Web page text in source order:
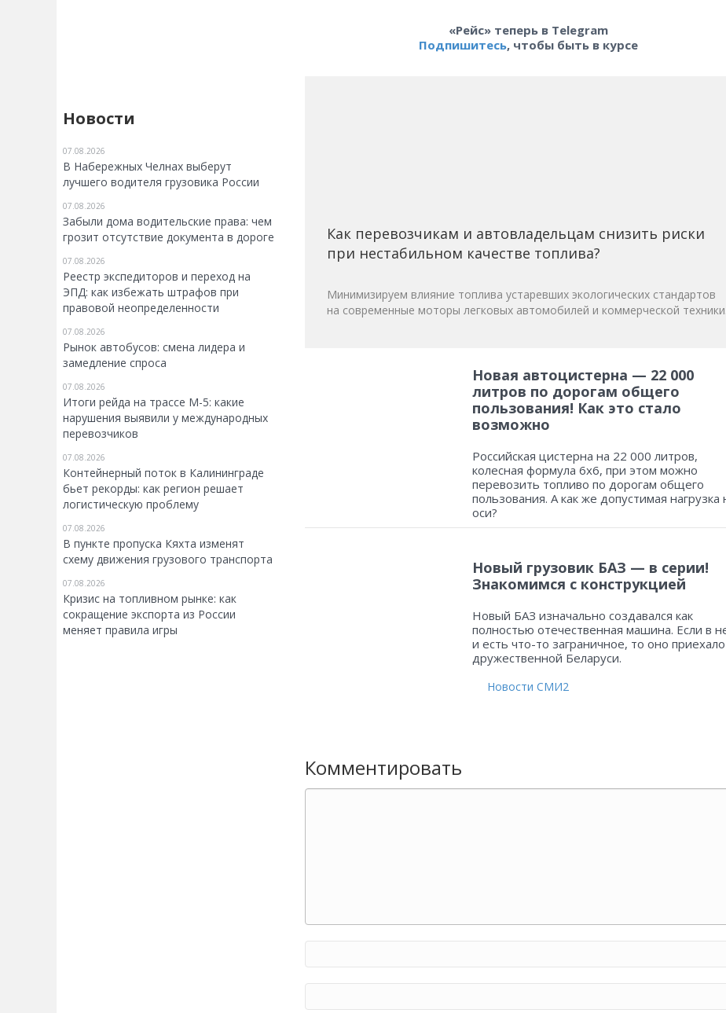
Новости
07.08.2026
В Набережных Челнах выберут
лучшего водителя грузовика России
07.08.2026
Забыли дома водительские права: чем
грозит отсутствие документа в дороге
07.08.2026
Реестр экспедиторов и переход на
ЭПД: как избежать штрафов при
правовой неопределенности
07.08.2026
Рынок автобусов: смена лидера и
замедление спроса
07.08.2026
Итоги рейда на трассе М-5: какие
нарушения выявили у международных
перевозчиков
07.08.2026
Контейнерный поток в Калининграде
бьет рекорды: как регион решает
логистическую проблему
07.08.2026
В пункте пропуска Кяхта изменят
схему движения грузового транспорта
07.08.2026
Кризис на топливном рынке: как
сокращение экспорта из России
меняет правила игры
«Рейс» теперь в Telegram
Подпишитесь, чтобы быть в курсе
Как перевозчикам и автовладельцам снизить риски
при нестабильном качестве топлива?
Минимизируем влияние топлива устаревших экологических стандартов
на современные моторы легковых автомобилей и коммерческой техники.
Новая автоцистерна — 22 000
литров по дорогам общего
пользования! Как это стало
возможно
Российская цистерна на 22 000 литров,
колесная формула 6х6, при этом можно
перевозить топливо по дорогам общего
пользования. А как же допустимая нагрузка
оси?
Новый грузовик БАЗ — в серии!
Знакомимся с конструкцией
Новый БАЗ изначально создавался как
полностью отечественная машина. Если в
и есть что-то заграничное, то оно
дружественной Беларуси.
Новости СМИ2
Комментировать